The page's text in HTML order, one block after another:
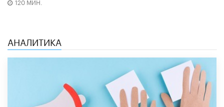
120 МИН.
АНАЛИТИКА